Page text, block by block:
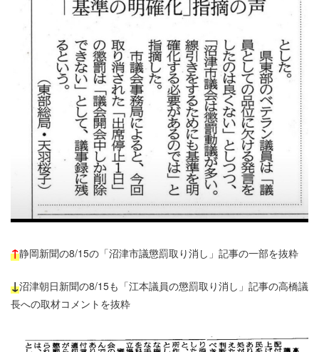
↑静岡新聞の8/15の「沼津市議懲罰取り消し」記事の一部を抜粋
↓沼津朝日新聞の8/15も「江本議員の懲罰取り消し」記事の高橋議
長への取材コメントを抜粋